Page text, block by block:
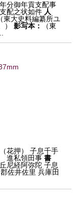
分御年貢支配事
配之状如件 人
（東大史料編纂所ユ
影写本：
（東
花押） 子息千手
進私領田事書
尼経阿弥陀 子息
佐井佐里 兵庫田